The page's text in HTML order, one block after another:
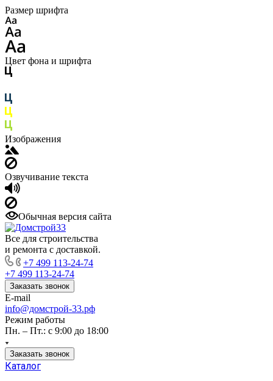
Размер шрифта
Цвет фона и шрифта
Изображения
Озвучивание текста
Обычная версия сайта
Все для строительства
и ремонта с доставкой.
+7 499 113-24-74
+7 499 113-24-74
Заказать звонок
E-mail
info@домстрой-33.рф
Режим работы
Пн. – Пт.: с 9:00 до 18:00
Заказать звонок
Каталог